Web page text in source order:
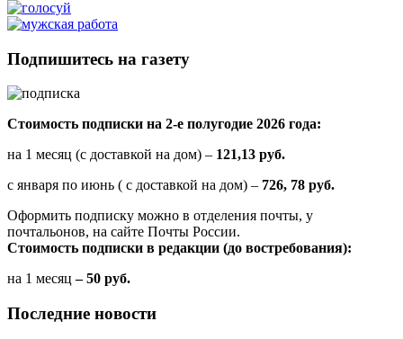
Подпишитесь на газету
Стоимость подписки на 2-е полугодие 2026 года:
на 1 месяц (с доставкой на дом) – 121,13 руб.
с января по июнь ( с доставкой на дом) – 726, 78 руб.
Оформить подписку можно в отделения почты, у
почтальонов, на сайте Почты России.
Стоимость подписки в редакции (до востребования):
на 1 месяц – 50 руб.
Последние новости